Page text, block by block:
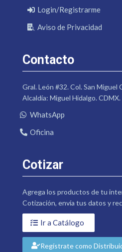
Login/Registrarme
Aviso de Privacidad
Contacto
Gral. León #32. Col. San Miguel
Alcaldía: Miguel Hidalgo. CDMX.
WhatsApp
Oficina
Cotizar
Agrega los productos de tu
Cotización, envía tus datos y
Ir a Catálogo
Regístrate como